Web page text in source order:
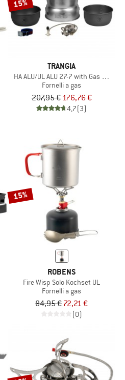
15%
TRANGIA
HA ALU/UL ALU 27-7 with Gas Burner
Fornelli a gas
207,95 € 176,76 €
4,7(3)
15%
ROBENS
Fire Wisp Solo Kochset UL
Fornelli a gas
84,95 € 72,21 €
(0)